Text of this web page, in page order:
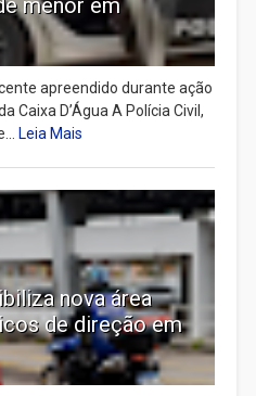
menor em
apreendido durante ação
Caixa D’Água A Polícia Civil,
Leia Mais
nova área
de direção em